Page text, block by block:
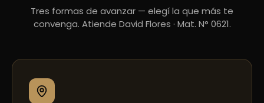
Tres formas de avanzar — elegí la que más te
convenga. Atiende David Flores · Mat. N° 0621.